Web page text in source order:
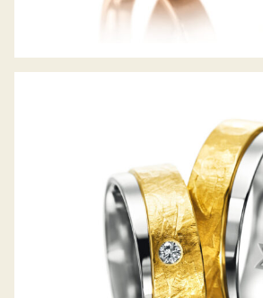
MEISTER TRAURINGE